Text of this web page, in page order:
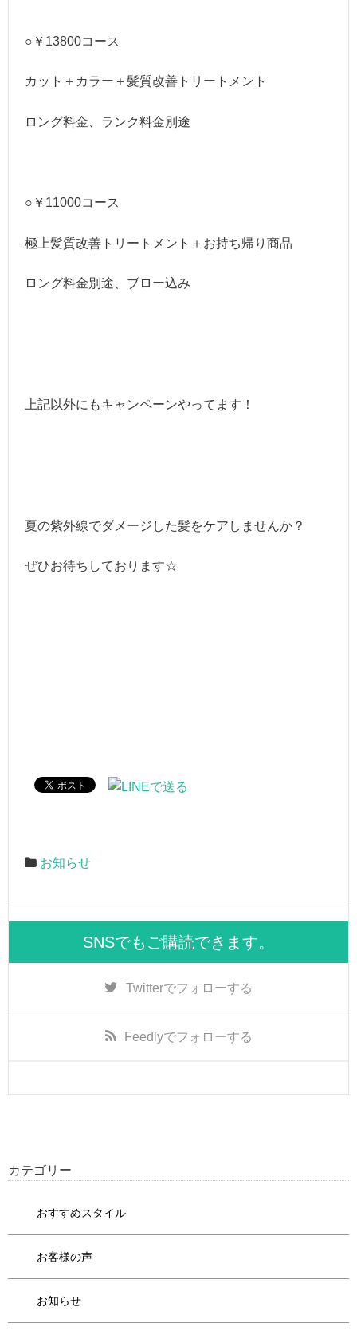
○￥13800コース
カット＋カラー＋髪質改善トリートメント
ロング料金、ランク料金別途
○￥11000コース
極上髪質改善トリートメント＋お持ち帰り商品
ロング料金別途、ブロー込み
上記以外にもキャンペーンやってます！
夏の紫外線でダメージした髪をケアしませんか？
ぜひお待ちしております☆
お知らせ
SNSでもご購読できます。
Twitterでフォローする
Feedlyでフォローする
カテゴリー
おすすめスタイル
お客様の声
お知らせ